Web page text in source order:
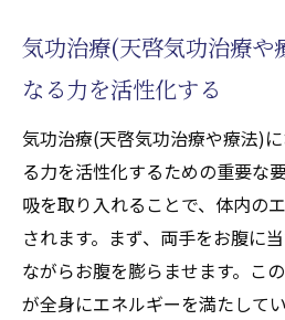
功治療や療法)の活用法
気功治療(天啓気功治療や
ネルギー改善を実現
気功治療(天啓気功治
きとその効果
エネルギーを改善す
気功治療や療法)の呼
気功治療(天啓気功治
気功治療(天啓気功治療や
なる力を活性化する
気功治療(天啓気功治療や療法)
る力を活性化するための重要な
吸を取り入れることで、体内の
されます。まず、両手をお腹に
ながらお腹を膨らませます。こ
が全身にエネルギーを満たして